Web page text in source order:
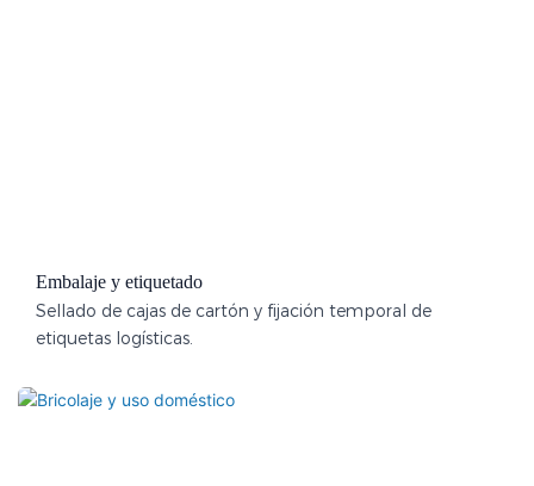
Embalaje y etiquetado
Sellado de cajas de cartón y fijación temporal de
etiquetas logísticas.